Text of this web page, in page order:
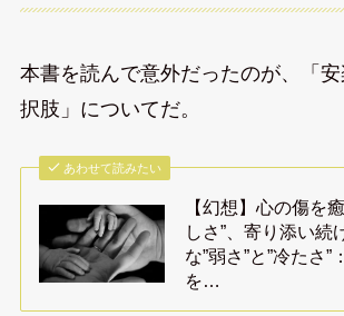
本書を読んで意外だったのが、「
択肢」についてだ。
あわせて読みたい
【幻想】心の傷を
しさ”、寄り添い続
な”弱さ”と”冷たさ
を…